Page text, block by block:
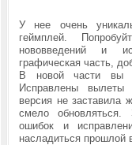
У нее очень
геймплей.
нововведений и
графическая часть,
В новой части вы
Исправлены вылеты
версия не заставила
смело
ошибок и
насладиться прошлой